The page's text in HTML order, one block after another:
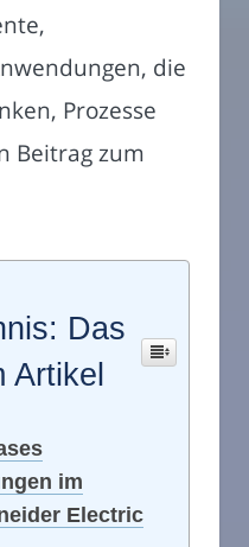
die
Prozesse
Beitrag zum
Das
Artikel
im
Electric